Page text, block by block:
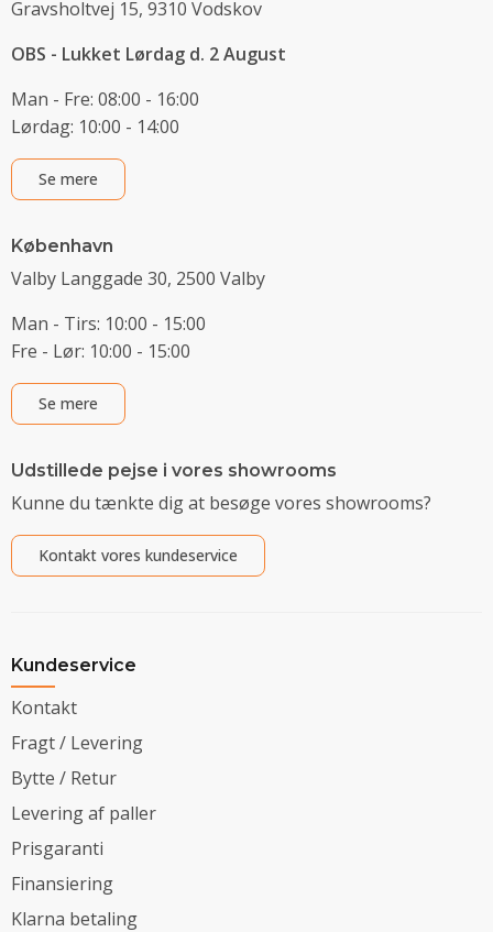
Gravsholtvej 15, 9310 Vodskov
OBS - Lukket Lørdag d. 2 August
Man - Fre: 08:00 - 16:00
Lørdag: 10:00 - 14:00
Se mere
København
Valby Langgade 30, 2500 Valby
Man - Tirs: 10:00 - 15:00
Fre - Lør: 10:00 - 15:00
Se mere
Udstillede pejse i vores showrooms
Kunne du tænkte dig at besøge vores showrooms?
Kontakt vores kundeservice
Kundeservice
Kontakt
Fragt / Levering
Bytte / Retur
Levering af paller
Prisgaranti
Finansiering
Klarna betaling